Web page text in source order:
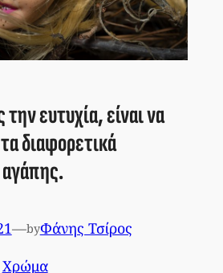
ευτυχία, είναι να
διαφορετικά
—byΦάνης Τσίρος
Χρώμα